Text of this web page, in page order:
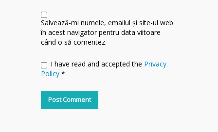
Salvează-mi numele, emailul și site-ul web
în acest navigator pentru data viitoare
când o să comentez.
I have read and accepted the Privacy
Policy *